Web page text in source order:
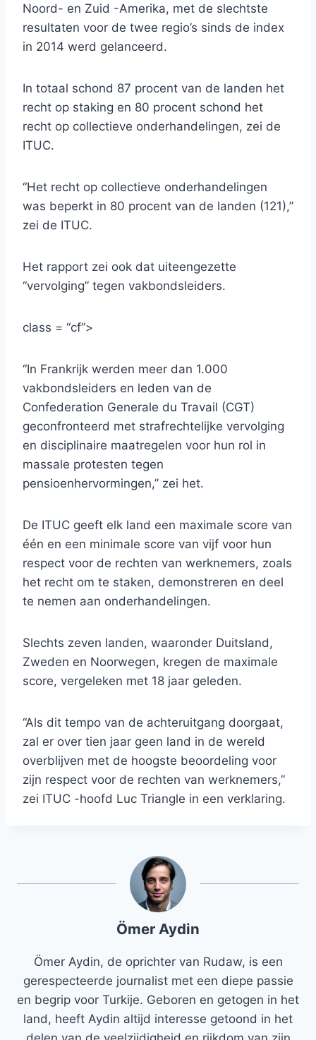
Noord- en Zuid -Amerika, met de slechtste
resultaten voor de twee regio’s sinds de index
in 2014 werd gelanceerd.
In totaal schond 87 procent van de landen het
recht op staking en 80 procent schond het
recht op collectieve onderhandelingen, zei de
ITUC.
“Het recht op collectieve onderhandelingen
was beperkt in 80 procent van de landen (121),”
zei de ITUC.
Het rapport zei ook dat uiteengezette
“vervolging” tegen vakbondsleiders.
class = “cf”>
“In Frankrijk werden meer dan 1.000
vakbondsleiders en leden van de
Confederation Generale du Travail (CGT)
geconfronteerd met strafrechtelijke vervolging
en disciplinaire maatregelen voor hun rol in
massale protesten tegen
pensioenhervormingen,” zei het.
De ITUC geeft elk land een maximale score van
één en een minimale score van vijf voor hun
respect voor de rechten van werknemers, zoals
het recht om te staken, demonstreren en deel
te nemen aan onderhandelingen.
Slechts zeven landen, waaronder Duitsland,
Zweden en Noorwegen, kregen de maximale
score, vergeleken met 18 jaar geleden.
“Als dit tempo van de achteruitgang doorgaat,
zal er over tien jaar geen land in de wereld
overblijven met de hoogste beoordeling voor
zijn respect voor de rechten van werknemers,”
zei ITUC -hoofd Luc Triangle in een verklaring.
Ömer Aydin
Ömer Aydin, de oprichter van Rudaw, is een
gerespecteerde journalist met een diepe passie
en begrip voor Turkije. Geboren en getogen in het
land, heeft Aydin altijd interesse getoond in het